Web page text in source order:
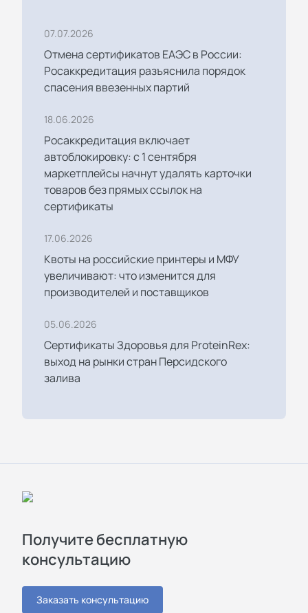
07.07.2026
Отмена сертификатов ЕАЭС в России:
Росаккредитация разъяснила порядок
спасения ввезенных партий
18.06.2026
Росаккредитация включает
автоблокировку: с 1 сентября
маркетплейсы начнут удалять карточки
товаров без прямых ссылок на
сертификаты
17.06.2026
Квоты на российские принтеры и МФУ
увеличивают: что изменится для
производителей и поставщиков
05.06.2026
Сертификаты Здоровья для ProteinRex:
выход на рынки стран Персидского
залива
Получите бесплатную
консультацию
Заказать консультацию